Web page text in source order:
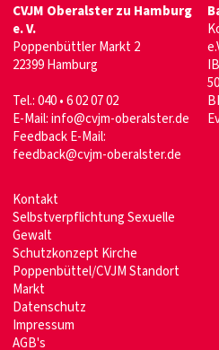
CVJM Oberalster zu Hamburg
e. V.
Poppenbüttler Markt 2
22399 Hamburg
Tel.: 040 • 6 02 07 02
E-Mail:info@cvjm-oberalster.de
Feedback E-Mail:
feedback@cvjm-oberalster.de
50
Kontakt
Selbstverpflichtung Sexuelle
Gewalt
Schutzkonzept Kirche
Poppenbüttel/CVJM Standort
Markt
Datenschutz
Impressum
AGB's